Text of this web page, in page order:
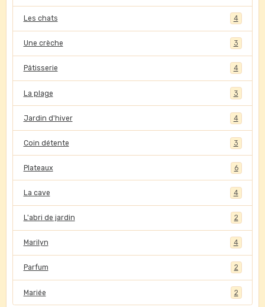
Les chats 4
Une crèche 3
Pâtisserie 4
La plage 3
Jardin d'hiver 4
Coin détente 3
Plateaux 6
La cave 4
L'abri de jardin 2
Marilyn 4
Parfum 2
Mariée 2